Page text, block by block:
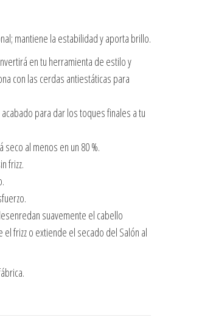
mantiene la estabilidad y aporta brillo.
en tu herramienta de estilo y
con las cerdas antiestáticas para
para dar los toques finales a tu
al menos en un 80 %.
frizz.
suavemente el cabello
frizz o extiende el secado del Salón al